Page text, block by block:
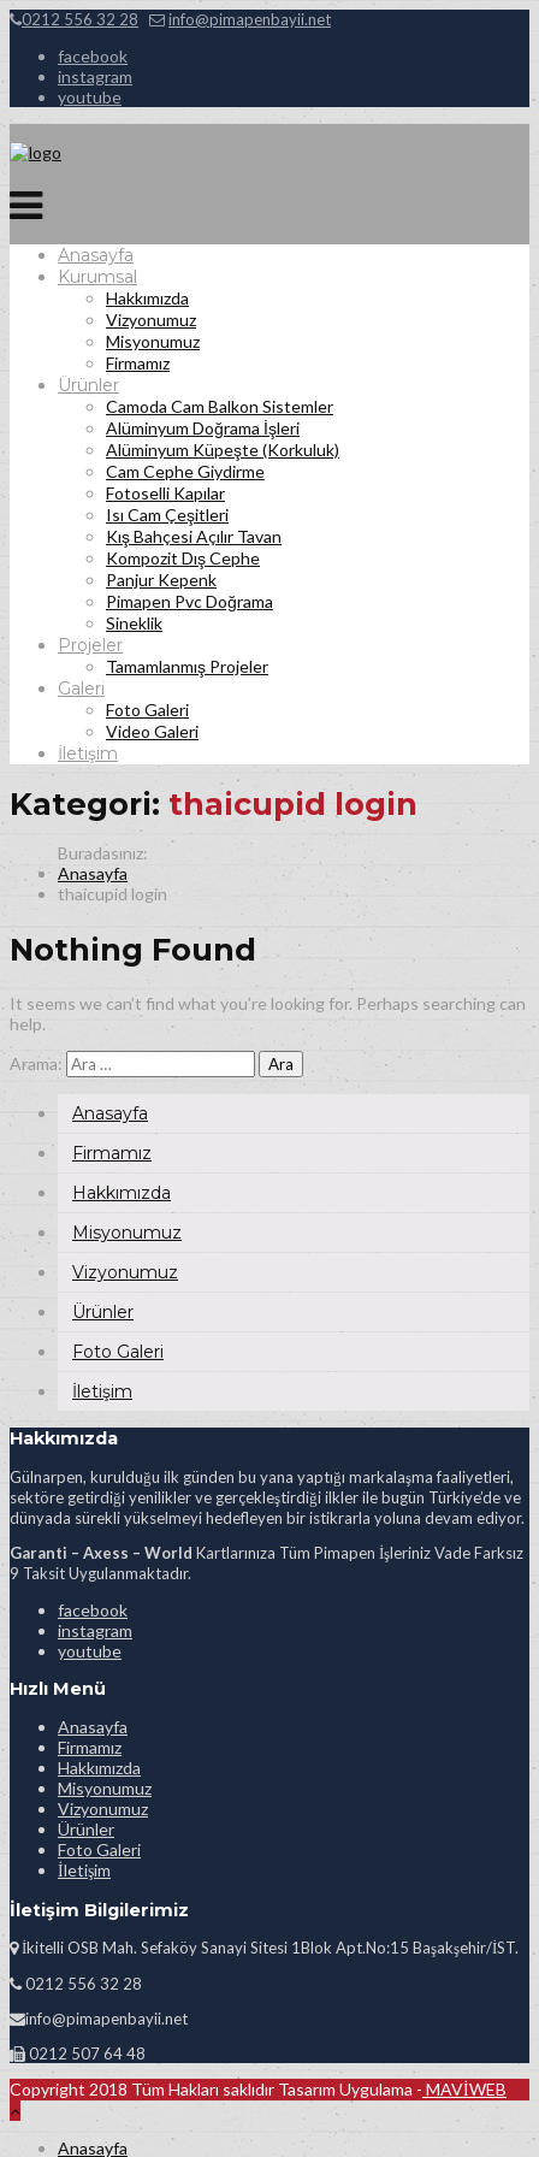
0212 556 32 28 info@pimapenbayii.net
facebook
instagram
youtube
Anasayfa
Kurumsal
Hakkımızda
Vizyonumuz
Misyonumuz
Firmamız
Ürünler
Camoda Cam Balkon Sistemler
Alüminyum Doğrama İşleri
Alüminyum Küpeşte (Korkuluk)
Cam Cephe Giydirme
Fotoselli Kapılar
Isı Cam Çeşitleri
Kış Bahçesi Açılır Tavan
Kompozit Dış Cephe
Panjur Kepenk
Pimapen Pvc Doğrama
Sineklik
Projeler
Tamamlanmış Projeler
Galeri
Foto Galeri
Video Galeri
İletişim
Kategori: thaicupid login
Anasayfa
thaicupid login
Nothing Found
It seems we can’t find what you’re looking for. Perhaps searching can
help.
Arama:
Anasayfa
Firmamız
Hakkımızda
Misyonumuz
Vizyonumuz
Ürünler
Foto Galeri
İletişim
Hakkımızda
Gülnarpen, kurulduğu ilk günden bu yana yaptığı markalaşma faaliyetleri,
sektöre getirdiği yenilikler ve gerçekleştirdiği ilkler ile bugün Türkiye’de ve
dünyada sürekli yükselmeyi hedefleyen bir istikrarla yoluna devam ediyor.
Garanti – Axess – World Kartlarınıza Tüm Pimapen İşleriniz Vade Farksız
9 Taksit Uygulanmaktadır.
facebook
instagram
youtube
Hızlı Menü
Anasayfa
Firmamız
Hakkımızda
Misyonumuz
Vizyonumuz
Ürünler
Foto Galeri
İletişim
İletişim Bilgilerimiz
İkitelli OSB Mah. Sefaköy Sanayi Sitesi 1Blok Apt.No:15 Başakşehir/İST.
0212 556 32 28
info@pimapenbayii.net
0212 507 64 48
Copyright 2018 Tüm Hakları saklıdır Tasarım Uygulama - MAVİWEB
Anasayfa